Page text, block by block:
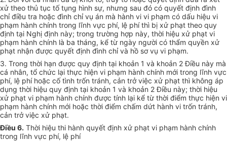
xử theo thủ tục tố tụng hình sự, nhưng sau đó có quyết định đình
chỉ điều tra hoặc đình chỉ vụ án mà hành vi vi phạm có dấu hiệu vi
phạm hành chính trong lĩnh vực phí, lệ phí thì bị xử phạt theo quy
định tại Nghị định này; trong trường hợp này, thời hiệu xử phạt vi
phạm hành chính là ba tháng, kể từ ngày người có thẩm quyền xử
phạt nhận được quyết định đình chỉ và hồ sơ vụ vi phạm.
3. Trong thời hạn được quy định tại khoản 1 và khoản 2 Điều này mà
cá nhân, tổ chức lại thực hiện vi phạm hành chính mới trong lĩnh vực
phí, lệ phí hoặc cố tình trốn tránh, cản trở việc xử phạt thì không áp
dụng thời hiệu quy định tại khoản 1 và khoản 2 Điều này; thời hiệu
xử phạt vi phạm hành chính được tính lại kể từ thời điểm thực hiện vi
phạm hành chính mới hoặc thời điểm chấm dứt hành vi trốn tránh,
cản trở việc xử phạt.
Điều 6. Thời hiệu thi hành quyết định xử phạt vi phạm hành chính
trong lĩnh vực phí, lệ phí